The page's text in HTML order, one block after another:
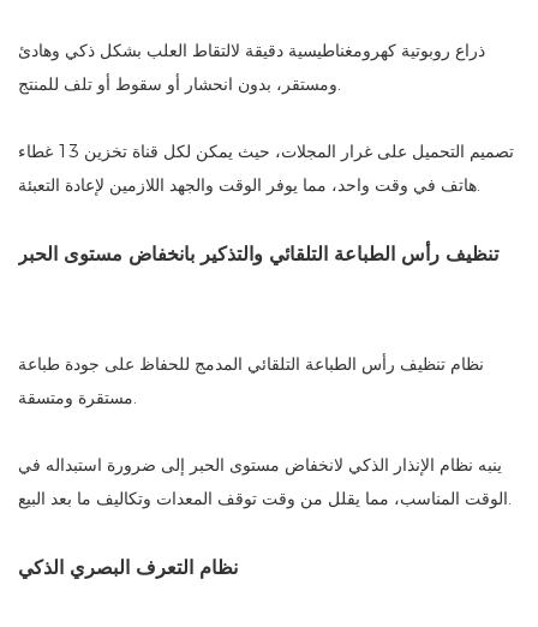
ذراع روبوتية كهرومغناطيسية دقيقة لالتقاط العلب بشكل ذكي وهادئ
ومستقر، بدون انحشار أو سقوط أو تلف للمنتج.
تصميم التحميل على غرار المجلات، حيث يمكن لكل قناة تخزين 13 غطاء
هاتف في وقت واحد، مما يوفر الوقت والجهد اللازمين لإعادة التعبئة.
تنظيف رأس الطباعة التلقائي والتذكير بانخفاض مستوى الحبر
نظام تنظيف رأس الطباعة التلقائي المدمج للحفاظ على جودة طباعة
مستقرة ومتسقة.
ينبه نظام الإنذار الذكي لانخفاض مستوى الحبر إلى ضرورة استبداله في
الوقت المناسب، مما يقلل من وقت توقف المعدات وتكاليف ما بعد البيع.
نظام التعرف البصري الذكي